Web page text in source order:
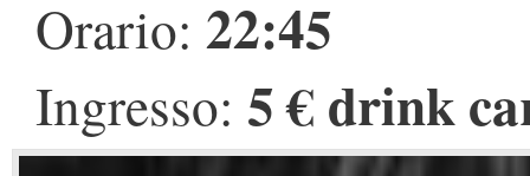
Orario: 22:45
Ingresso: 5 € drink